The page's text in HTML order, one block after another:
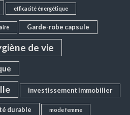
efficacité énergétique
Garde-robe capsule
de vie
investissement immobilier
durable mode femme